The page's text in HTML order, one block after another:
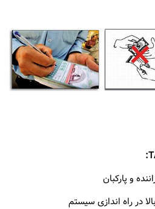
و پارکبان
در راه اندازی سیستم